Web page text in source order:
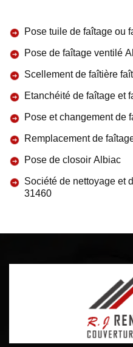
Pose tuile de faîtage ou
Pose de faîtage ventilé
Scellement de faîtière
Etanchéité de faîtage et
Pose et changement de
Remplacement de
Pose de closoir Albiac
Société de nettoyage et
31460